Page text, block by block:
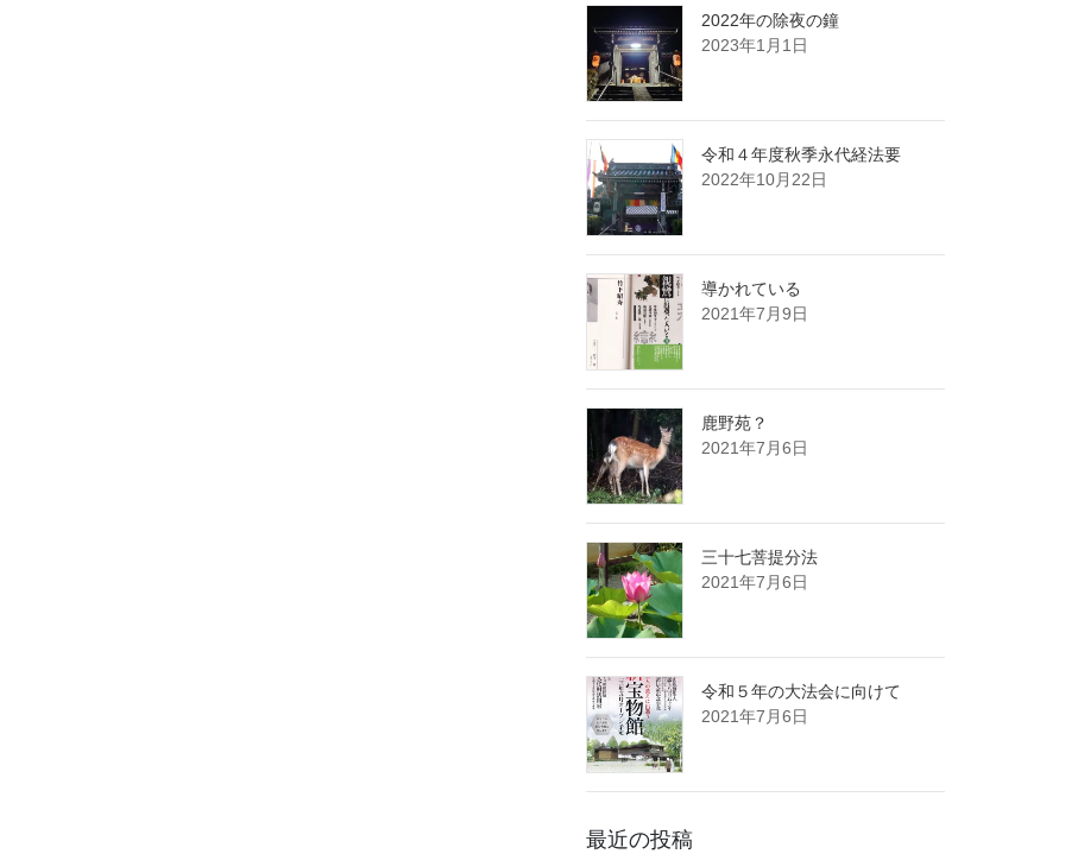
2022年の除夜の鐘
2023年1月1日
令和４年度秋季永代経法要
2022年10月22日
導かれている
2021年7月9日
鹿野苑？
2021年7月6日
三十七菩提分法
2021年7月6日
令和５年の大法会に向けて
2021年7月6日
最近の投稿